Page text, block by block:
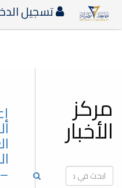
تسجيل
مركز
الأخبار